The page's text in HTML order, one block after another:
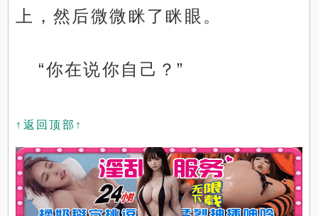
上，然后微微眯了眯眼。
“你在说你自己？”
↑返回顶部↑